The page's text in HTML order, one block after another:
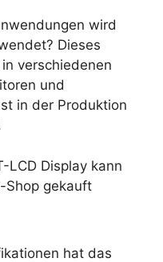
wird
Dieses
verschiedenen
und
in der Produktion
LCD Display kann
Shop gekauft
hat das